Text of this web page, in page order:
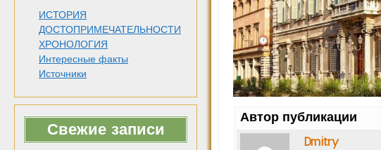
ИСТОРИЯ
ДОСТОПРИМЕЧАТЕЛЬНОСТИ
ХРОНОЛОГИЯ
Интересные факты
Источники
Свежие записи
Автор публикации
Dmitry